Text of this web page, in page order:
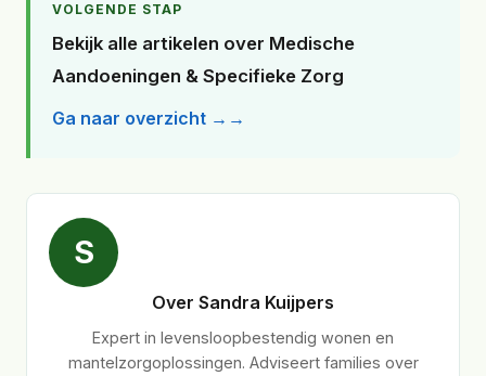
VOLGENDE STAP
Bekijk alle artikelen over Medische
Aandoeningen & Specifieke Zorg
Ga naar overzicht →
S
Over Sandra Kuijpers
Expert in levensloopbestendig wonen en
mantelzorgoplossingen. Adviseert families over